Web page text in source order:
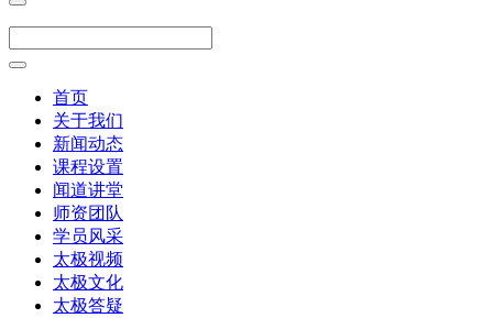
首页
关于我们
新闻动态
课程设置
闻道讲堂
师资团队
学员风采
太极视频
太极文化
太极答疑